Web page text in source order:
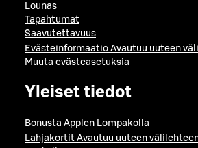
Lounas
Tapahtumat
Saavutettavuus
Evästeinformaatio Avautuu uuteen
Muuta evästeasetuksia
Yleiset tiedot
Bonusta Applen Lompakolla
Lahjakortit Avautuu uuteen